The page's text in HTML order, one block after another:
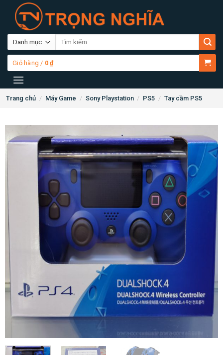
content
Tìm
Giỏ hàng / 0₫
Trang chủ / Máy Game / Sony Playstation / PS5 / Tay cầm PS5